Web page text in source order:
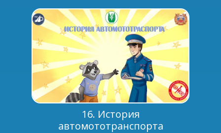
16. История
автомототранспорта